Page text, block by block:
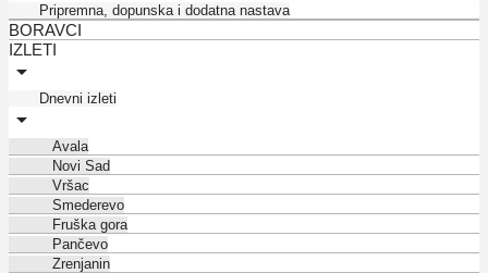
Pripremna, dopunska i dodatna nastava
BORAVCI
IZLETI
Dnevni izleti
Avala
Novi Sad
Vršac
Smederevo
Fruška gora
Pančevo
Zrenjanin